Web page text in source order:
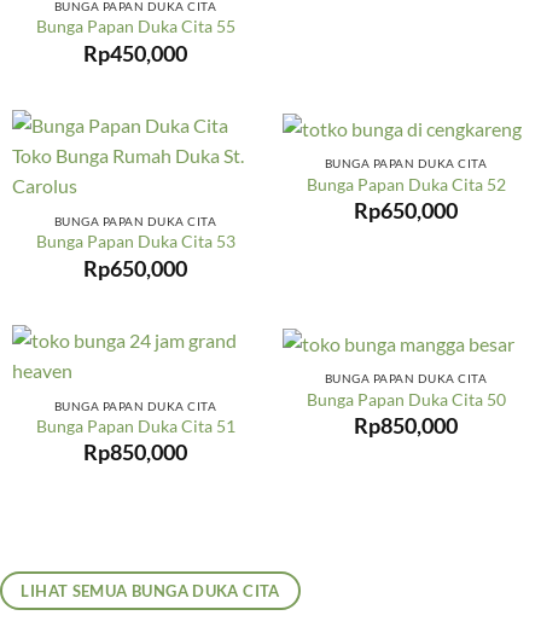
BUNGA PAPAN DUKA CITA
Bunga Papan Duka Cita 55
Rp450,000
BUNGA PAPAN DUKA CITA
Bunga Papan Duka Cita 53
Rp650,000
BUNGA PAPAN DUKA CITA
Bunga Papan Duka Cita 52
Rp650,000
BUNGA PAPAN DUKA CITA
Bunga Papan Duka Cita 51
Rp850,000
BUNGA PAPAN DUKA CITA
Bunga Papan Duka Cita 50
Rp850,000
LIHAT SEMUA BUNGA DUKA CITA